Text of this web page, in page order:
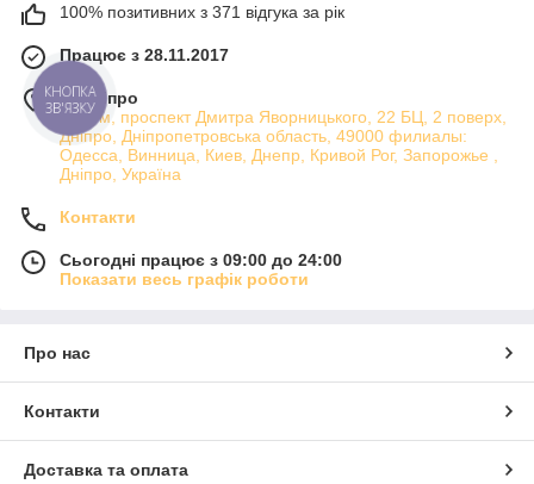
100% позитивних з 371 відгука за рік
Працює з 28.11.2017
м. Дніпро
Атріум, проспект Дмитра Яворницького, 22 БЦ, 2 поверх,
Дніпро, Дніпропетровська область, 49000 филиалы:
Одесса, Винница, Киев, Днепр, Кривой Рог, Запорожье ,
Дніпро, Україна
Контакти
Сьогодні працює з 09:00 до 24:00
Показати весь графік роботи
Про нас
Контакти
Доставка та оплата
КНОПКА
ЗВ'ЯЗКУ